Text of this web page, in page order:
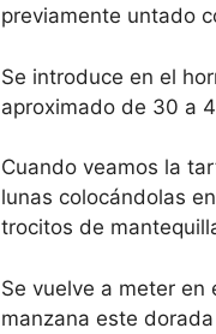
previamente untado
Se introduce en el
aproximado de 30 a
Cuando veamos la
lunas colocándolas
trocitos de
Se vuelve a meter en
manzana este